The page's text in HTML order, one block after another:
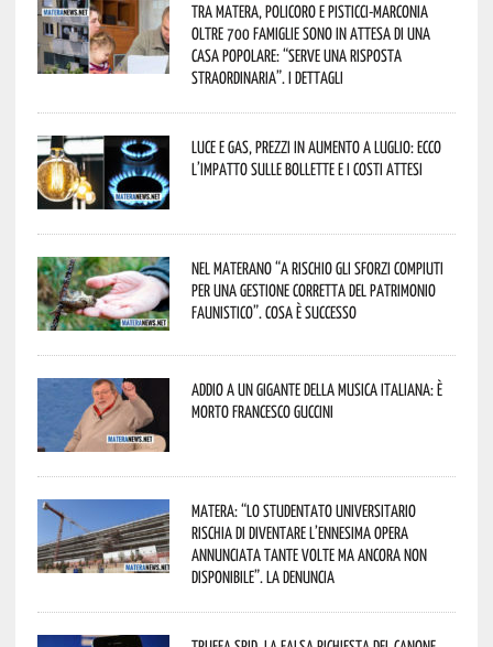
Tra Matera, Policoro e Pisticci-Marconia
oltre 700 famiglie sono in attesa di una
casa popolare: “serve una risposta
straordinaria”. I dettagli
Luce e gas, prezzi in aumento a luglio: ecco
l’impatto sulle bollette e i costi attesi
Nel materano “a rischio gli sforzi compiuti
per una gestione corretta del patrimonio
faunistico”. Cosa è successo
Addio a un gigante della musica italiana: è
morto Francesco Guccini
Matera: “Lo studentato universitario
rischia di diventare l’ennesima opera
annunciata tante volte ma ancora non
disponibile”. La denuncia